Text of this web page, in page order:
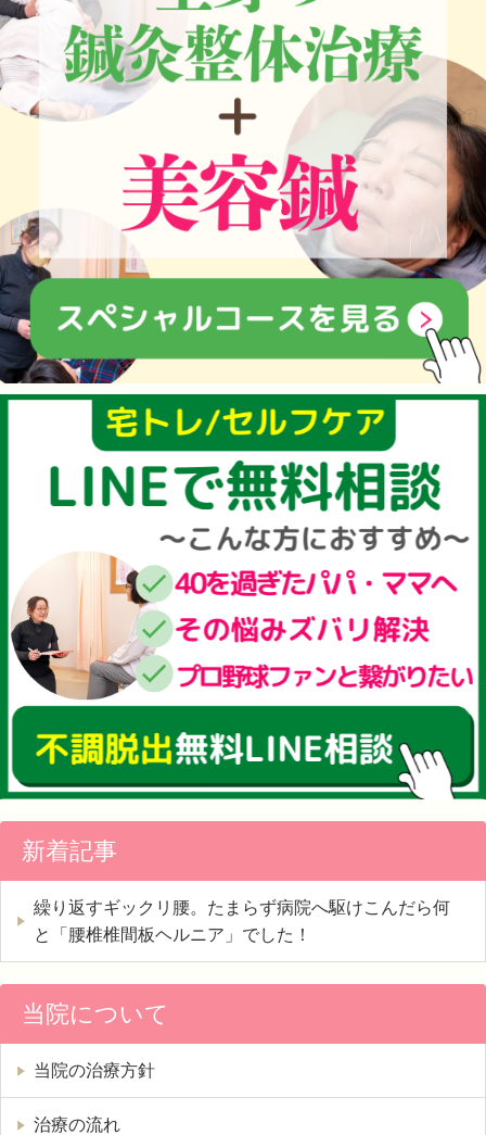
新着記事
繰り返すギックリ腰。たまらず病院へ駆けこんだら何
と「腰椎椎間板ヘルニア」でした！
当院について
当院の治療方針
治療の流れ